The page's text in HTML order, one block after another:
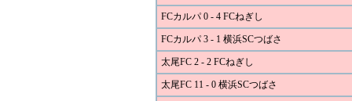
FCカルパ 0 - 4 FCねぎし
FCカルパ 3 - 1 横浜SCつばさ
太尾FC 2 - 2 FCねぎし
太尾FC 11 - 0 横浜SCつばさ